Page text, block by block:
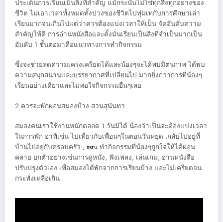
ประเด็นการเรียนเป็นสิ่งที่สำคัญ แม้กระนั้นไม่ใช่ทุกสิ่งทุกอย่างของ
ชีวิต ไม่เอาเวลาทั้งหมดทั้งปวงของชีวิตไปทุ่มเทกับการศึกษาเล่า
เรียนมากจนเกินไปแต่ว่าควรต้องแบ่งเวลาให้เป็น จัดอันดับความ
สำคัญให้ดี การอ่านหนังสือและตั้งมั่นเรียนเป็นสิ่งที่จำเป็นมากเป็น
อันดับ 1 ชั้นต่อมาคือแนวทางการทำกิจกรรม
ซึ่งจะช่วยลดความเคร่งเครียดได้และน้องๆจะได้พบมิตรภาพ ได้พบ
ความสนุกสนานและบรรยากาศที่เปลี่ยนไป มากยิ่งกว่าการที่น้องๆ
เรียนอย่างเดียวและไม่พอใจกิจกรรมอื่นๆเลย
2.ควรจะพักผ่อนสมองบ้าง สวนสุนันทา
สมองคนเราใช้งานหนักตลอด 1 วันมิได้ น้องจำเป็นจะต้องแบ่งเวลา
ในการพัก อาทิเช่น ไปเที่ยวกับเพื่อนๆในตอนวันหยุด ,กลับไปอยู่ที่
บ้านไปอยู่กับครอบครัว , ssru ทำกิจกรรมที่น้องๆถูกใจให้ได้ผ่อน
คลาย ยกตัวอย่างเช่นการดูหนัง, ฟังเพลง, เล่นเกม, อ่านหนังสือ
ปรับปรุงตัวเอง เพื่อสมองได้พักจากการเรียนบ้าง และไม่เครียดจน
กระทั่งเหลือเกิน